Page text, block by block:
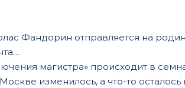
Фандорин отправляется на
магистра» происходит в
изменилось, а что-то